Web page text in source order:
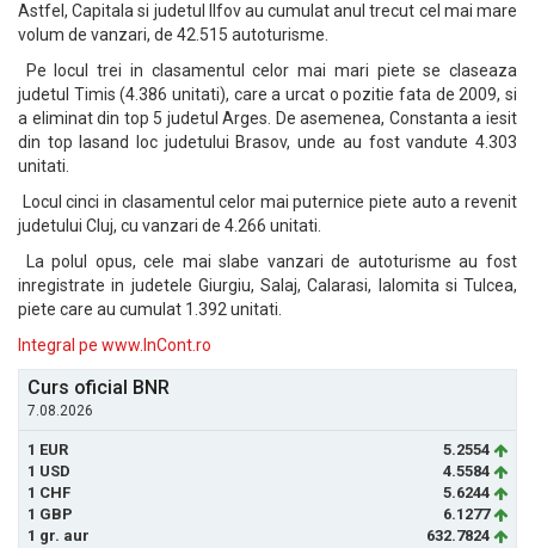
Astfel, Capitala si judetul Ilfov au cumulat anul trecut cel mai mare
volum de vanzari, de 42.515 autoturisme.
Pe locul trei in clasamentul celor mai mari piete se claseaza
judetul Timis (4.386 unitati), care a urcat o pozitie fata de 2009, si
a eliminat din top 5 judetul Arges. De asemenea, Constanta a iesit
din top lasand loc judetului Brasov, unde au fost vandute 4.303
unitati.
Locul cinci in clasamentul celor mai puternice piete auto a revenit
judetului Cluj, cu vanzari de 4.266 unitati.
La polul opus, cele mai slabe vanzari de autoturisme au fost
inregistrate in judetele Giurgiu, Salaj, Calarasi, Ialomita si Tulcea,
piete care au cumulat 1.392 unitati.
Integral pe www.InCont.ro
Curs oficial BNR
7.08.2026
1 EUR
5.2554
1 USD
4.5584
1 CHF
5.6244
1 GBP
6.1277
1 gr. aur
632.7824